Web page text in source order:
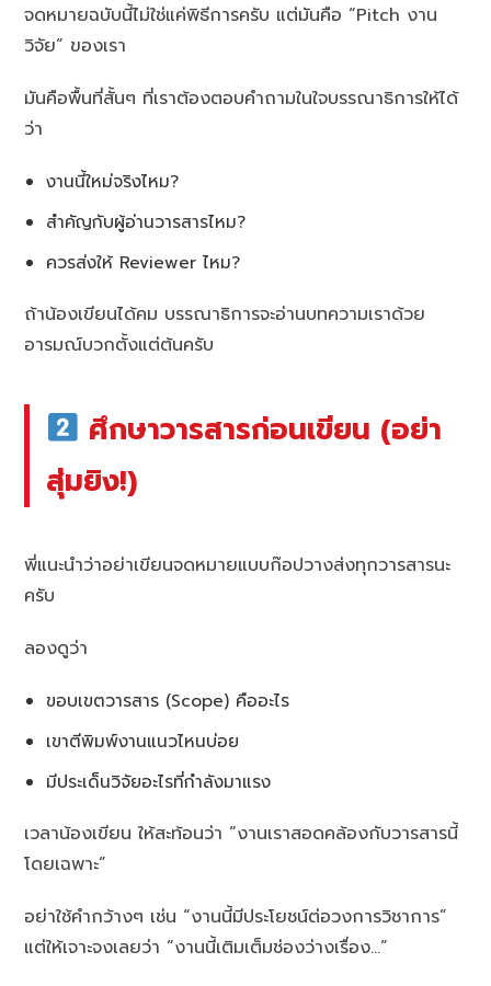
จดหมายฉบับนี้ไม่ใช่แค่พิธีการครับ แต่มันคือ “Pitch งาน
วิจัย” ของเรา
มันคือพื้นที่สั้นๆ ที่เราต้องตอบคำถามในใจบรรณาธิการให้ได้
ว่า
งานนี้ใหม่จริงไหม?
สำคัญกับผู้อ่านวารสารไหม?
ควรส่งให้ Reviewer ไหม?
ถ้าน้องเขียนได้คม บรรณาธิการจะอ่านบทความเราด้วย
อารมณ์บวกตั้งแต่ต้นครับ
ศึกษาวารสารก่อนเขียน (อย่า
สุ่มยิง!)
พี่แนะนำว่าอย่าเขียนจดหมายแบบก๊อปวางส่งทุกวารสารนะ
ครับ
ลองดูว่า
ขอบเขตวารสาร (Scope) คืออะไร
เขาตีพิมพ์งานแนวไหนบ่อย
มีประเด็นวิจัยอะไรที่กำลังมาแรง
เวลาน้องเขียน ให้สะท้อนว่า “งานเราสอดคล้องกับวารสารนี้
โดยเฉพาะ”
อย่าใช้คำกว้างๆ เช่น “งานนี้มีประโยชน์ต่อวงการวิชาการ”
แต่ให้เจาะจงเลยว่า “งานนี้เติมเต็มช่องว่างเรื่อง…”